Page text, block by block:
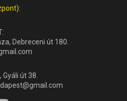
Debreceni út 180.
Gyáli út 38.